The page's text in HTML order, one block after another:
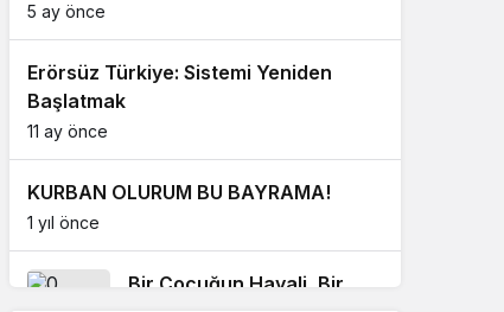
5 ay önce
Erörsüz Türkiye: Sistemi Yeniden
Başlatmak
11 ay önce
KURBAN OLURUM BU BAYRAMA!
1 yıl önce
Bir Çocuğun Hayali, Bir